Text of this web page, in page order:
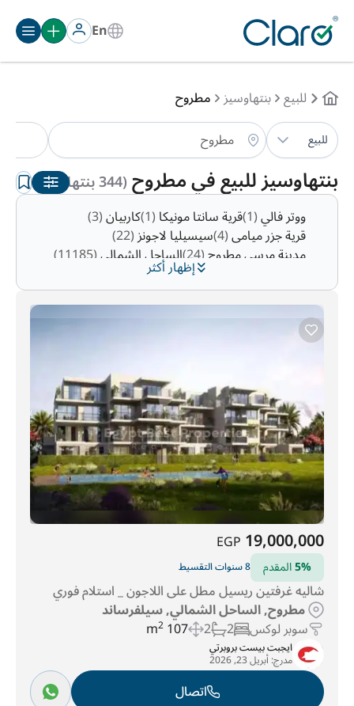
En
للبيع بنتهاوسيز مطروح
للبيع
بنتهاوسيز للبيع في مطروح(344 بنتهاوسيز )
الترتيب:تلقائي
إظهار أكثر
ووتر فالي(1) قرية سانتا مونيكا(1) كاربيان(3)
قرية جزر ميامى(4) سيسيليا لاجونز(22)
مدينة مرسى مطروح(24) الساحل الشمالي(11185)
19,000,000
EGP
5%المقدم 8 سنوات التقسيط
شاليه غرفتين ريسيل مطل على اللاجون _ استلام فوري
مطروح, الساحل الشمالي, سيلفرساند
سوبر لوكس 2
2
107 m
2
ايجبت بيست بروبرتي
مدرج:أبريل 23, 2026
اتصال